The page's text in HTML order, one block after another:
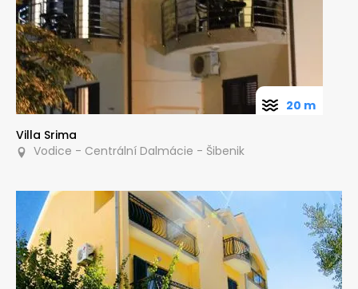
Villa Srima
Vodice - Centrální Dalmácie - Šibenik
20 m